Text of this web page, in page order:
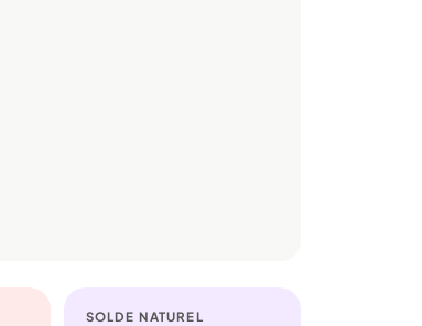
SOLDE NATUREL